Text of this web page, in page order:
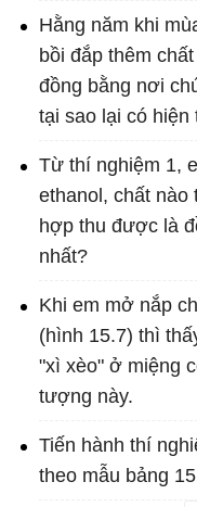
Hằng năm khi
bồi đắp thêm
đồng bằng nơi
tại sao lại có
Từ thí nghiệm 1,
ethanol, chất nào
hợp thu được là
nhất?
Khi em mở nắp
(hình 15.7) thì
"xì xèo" ở miệng
tượng này.
Tiến hành thí
theo mẫu bảng